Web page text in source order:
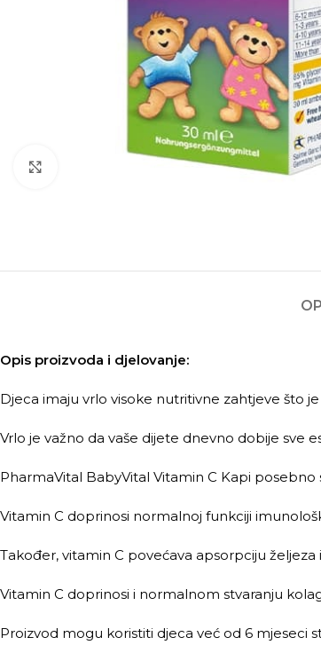
Kliknite za povećanje
Opis proizvoda i djelovanje:
Djeca imaju vrlo visoke nutritivne zahtjeve što je
Vrlo je važno da vaše dijete dnevno dobije sve
PharmaVital BabyVital Vitamin C Kapi
Vitamin C doprinosi normalnoj funkciji
Također, vitamin C povećava apsorpciju
Vitamin C doprinosi i normalnom stvaranju
Proizvod mogu koristiti djeca već od 6 mjeseci